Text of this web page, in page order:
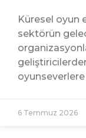
Küresel oyun
sektörün
oyunseverlere
6 Temmuz 2026